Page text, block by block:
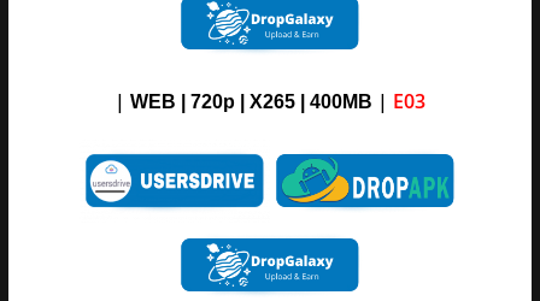
| WEB | 720p | X265 | 400M B | E03